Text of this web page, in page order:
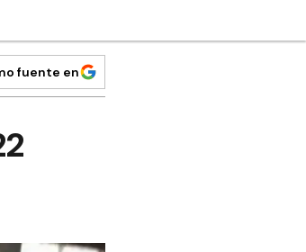
fuente en